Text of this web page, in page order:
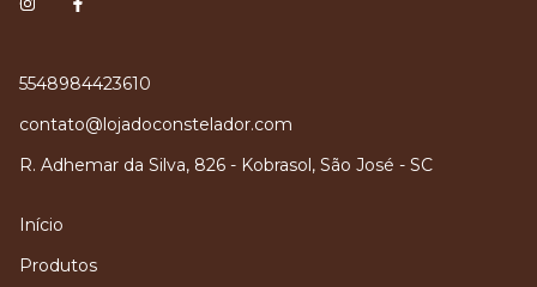
5548984423610
contato@lojadoconstelador.com
R. Adhemar da Silva, 826 - Kobrasol, São José - SC
Início
Produtos